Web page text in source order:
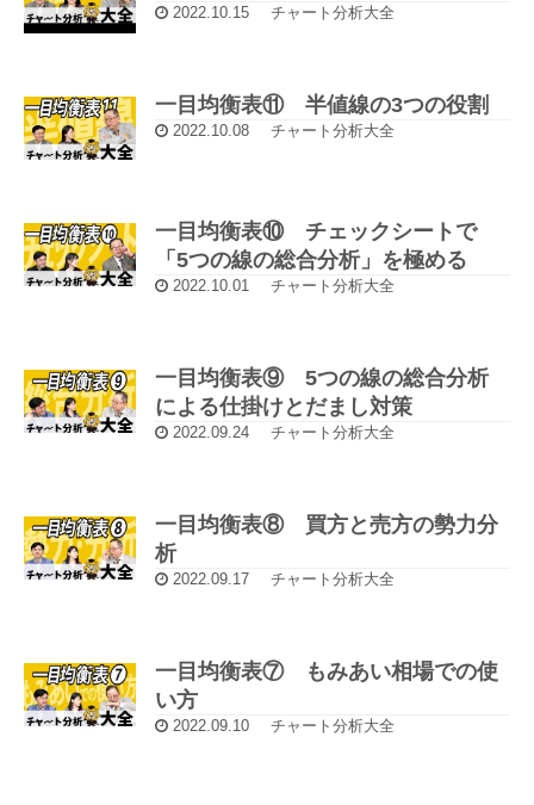
2022.10.15 チャート分析大全
一目均衡表⑪ 半値線の3つの役割
2022.10.08 チャート分析大全
一目均衡表⑩ チェックシートで
「5つの線の総合分析」を極める
2022.10.01 チャート分析大全
一目均衡表⑨ 5つの線の総合分析
による仕掛けとだまし対策
2022.09.24 チャート分析大全
一目均衡表⑧ 買方と売方の勢力分
析
2022.09.17 チャート分析大全
一目均衡表⑦ もみあい相場での使
い方
2022.09.10 チャート分析大全